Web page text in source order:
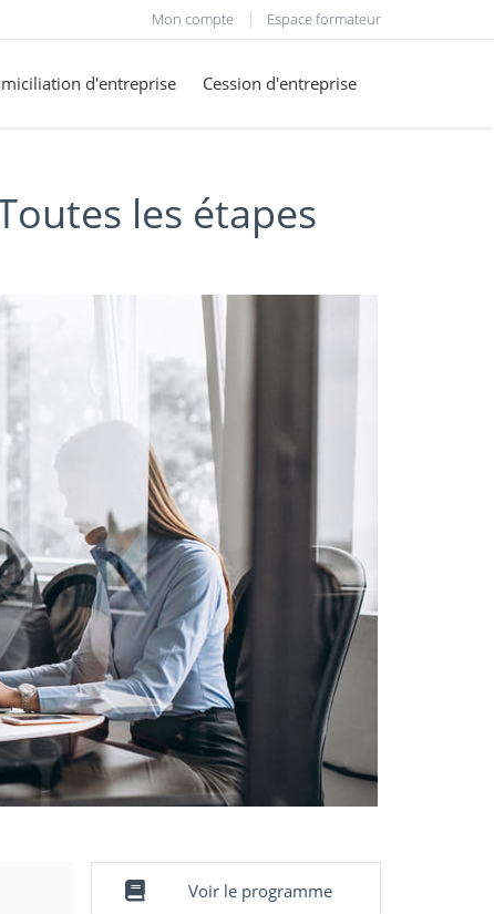
Mon compte Espace formateur
d'entreprise Cession d'entreprise
les étapes
Voir le programme